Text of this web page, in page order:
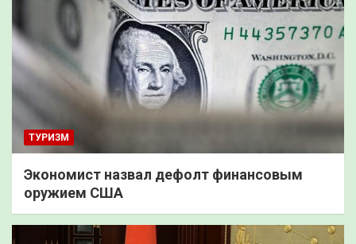
ТУРИЗМ
Экономист назвал дефолт финансовым
оружием США